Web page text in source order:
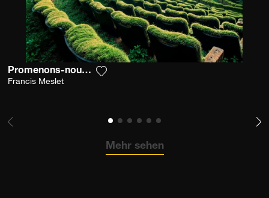
Promenons-nous Dans L'émoi
Francis Meslet
Mehr sehen